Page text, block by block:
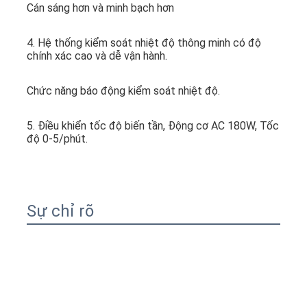
Cán sáng hơn và minh bạch hơn
4. Hệ thống kiểm soát nhiệt độ thông minh có độ
chính xác cao và dễ vận hành.
Chức năng báo động kiểm soát nhiệt độ.
5. Điều khiển tốc độ biến tần, Động cơ AC 180W, Tốc
độ 0-5/phút.
Sự chỉ rõ